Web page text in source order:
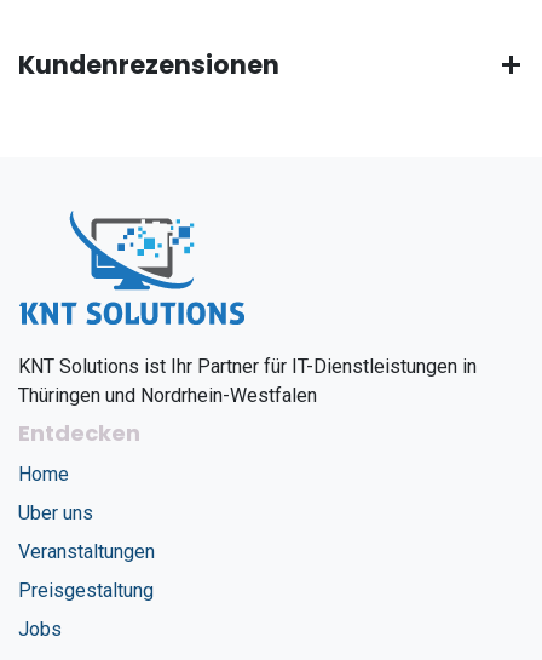
Kundenrezensionen
KNT Solutions ist Ihr Partner für IT-Dienstleistungen in
Thüringen und Nordrhein-Westfalen
Entdecken
Home
Uber uns
Veranstaltungen
Preisgestaltung
Jobs